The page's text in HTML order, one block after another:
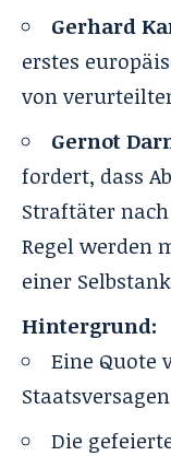
Gerhard
erstes
von
Gernot
fordert, dass
Straftäter
Regel werden
einer
Hintergrund:
Eine Quote
Die